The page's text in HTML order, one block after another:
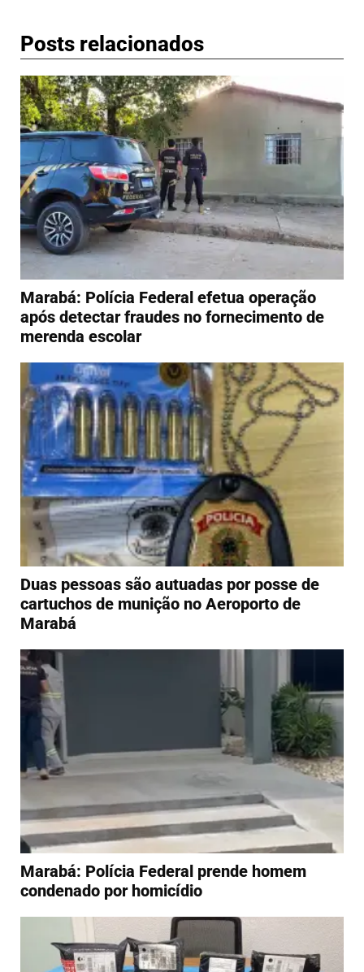
Posts relacionados
Marabá: Polícia Federal efetua operação
após detectar fraudes no fornecimento de
merenda escolar
Duas pessoas são autuadas por posse de
cartuchos de munição no Aeroporto de
Marabá
Marabá: Polícia Federal prende homem
condenado por homicídio